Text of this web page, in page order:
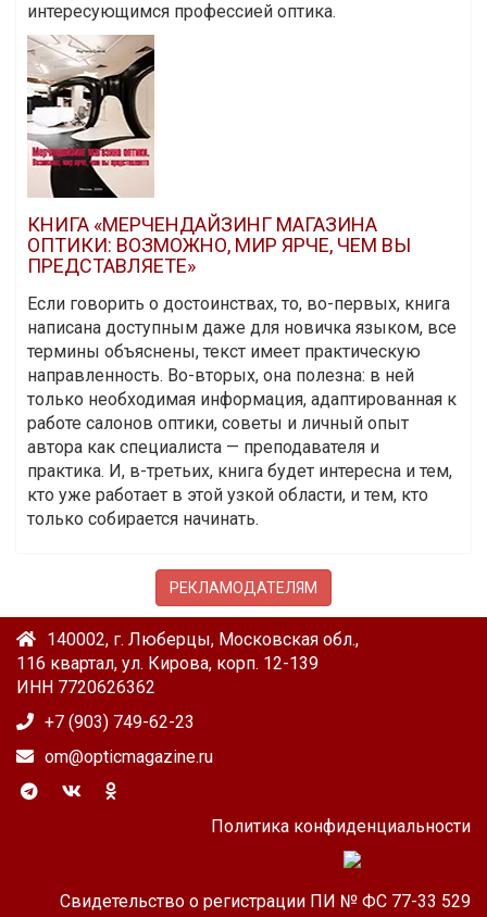
интересующимся профессией оптика.
КНИГА «МЕРЧЕНДАЙЗИНГ МАГАЗИНА
ОПТИКИ: ВОЗМОЖНО, МИР ЯРЧЕ, ЧЕМ ВЫ
ПРЕДСТАВЛЯЕТЕ»
Если говорить о достоинствах, то, во-первых, книга
написана доступным даже для новичка языком, все
термины объяснены, текст имеет практическую
направленность. Во-вторых, она полезна: в ней
только необходимая информация, адаптированная к
работе салонов оптики, советы и личный опыт
автора как специалиста — преподавателя и
практика. И, в-третьих, книга будет интересна и тем,
кто уже работает в этой узкой области, и тем, кто
только собирается начинать.
РЕКЛАМОДАТЕЛЯМ
140002, г. Люберцы, Московская обл.,
116 квартал, ул. Кирова, корп. 12-139
ИНН 7720626362
+7 (903) 749-62-23
om@opticmagazine.ru
Политика конфиденциальности
Свидетельство о регистрации ПИ № ФС 77-33 529